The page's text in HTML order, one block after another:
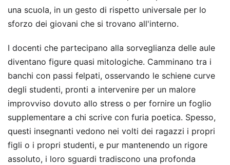
una scuola, in un gesto di rispetto universale per lo
sforzo dei giovani che si trovano all'interno.
I docenti che partecipano alla sorveglianza delle aule
diventano figure quasi mitologiche. Camminano tra i
banchi con passi felpati, osservando le schiene curve
degli studenti, pronti a intervenire per un malore
improvviso dovuto allo stress o per fornire un foglio
supplementare a chi scrive con furia poetica. Spesso,
questi insegnanti vedono nei volti dei ragazzi i propri
figli o i propri studenti, e pur mantenendo un rigore
assoluto, i loro sguardi tradiscono una profonda